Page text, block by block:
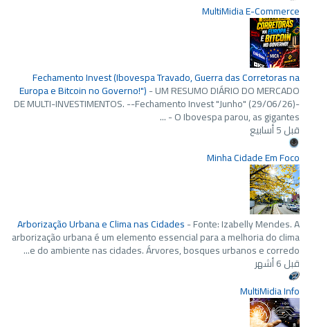
MultiMidia E-Commerce
Fechamento Invest (Ibovespa Travado, Guerra das Corretoras na
Europa e Bitcoin no Governo!")-UM RESUMO DIÁRIO DO MERCADO
DE MULTI-INVESTIMENTOS. --Fechamento Invest "Junho" (29/06/26)-
- ​ O Ibovespa parou, as gigantes ...
قبل 5 أسابيع
Minha Cidade Em Foco
Arborização Urbana e Clima nas Cidades-Fonte: Izabelly Mendes. A
arborização urbana é um elemento essencial para a melhoria do clima
e do ambiente nas cidades. Árvores, bosques urbanos e corredo...
قبل 6 أشهر
MultiMidia Info